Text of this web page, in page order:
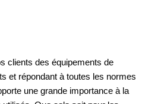
clients des équipements de
et répondant à toutes les normes
une grande importance à la